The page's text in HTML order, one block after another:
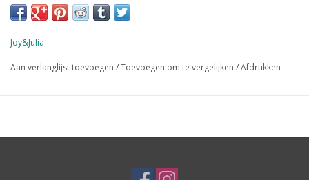
Joy&Julia
Aan verlanglijst toevoegen /Toevoegen om te vergelijken /Afdrukken